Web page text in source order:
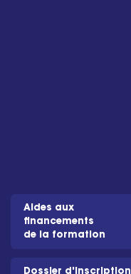
Aides aux
financements
de la formation
Dossier d'inscription